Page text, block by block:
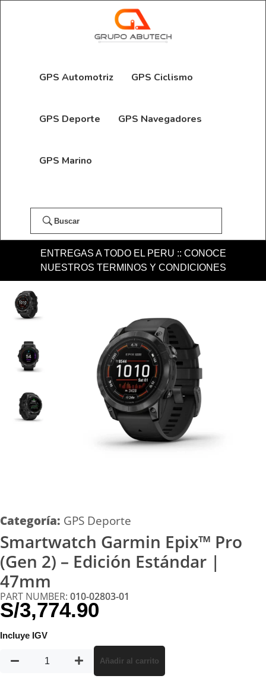
GPS Automotriz GPS Ciclismo
GPS Deporte GPS Navegadores
GPS Marino
Buscar
ENTREGAS A TODO EL PERU :: CONOCE
NUESTROS TERMINOS Y CONDICIONES
Categoría: GPS Deporte
Smartwatch Garmin Epix™ Pro
(Gen 2) – Edición Estándar |
47mm
PART NUMBER: 010-02803-01
S/3,774.90
Incluye IGV
Añadir al carrito